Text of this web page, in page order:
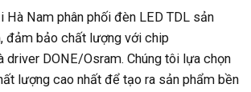
Hà Nam phân phối đèn LED TDL sản
đảm bảo chất lượng với chip
driver DONE/Osram. Chúng tôi lựa chọn
lượng cao nhất để tạo ra sản phẩm bền